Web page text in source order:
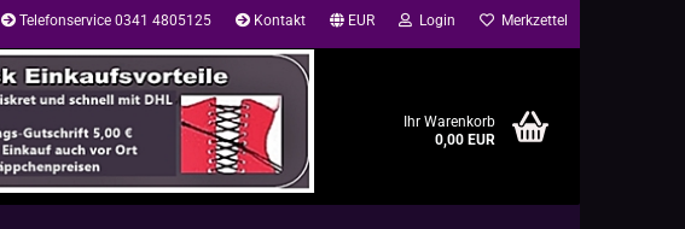
Telefonservice 0341 4805125 Kontakt EUR Login Merkzettel
Ihr Warenkorb
0,00 EUR